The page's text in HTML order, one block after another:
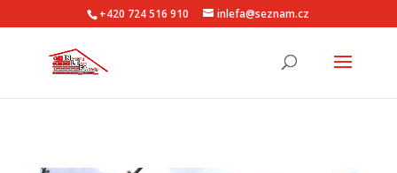
+420 724 516 910 inlefa@seznam.cz